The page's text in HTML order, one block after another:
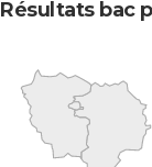
Résultats bac